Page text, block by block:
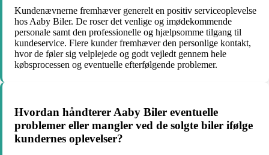
Kundenævnerne fremhæver generelt en positiv serviceoplevelse
hos Aaby Biler. De roser det venlige og imødekommende
personale samt den professionelle og hjælpsomme tilgang til
kundeservice. Flere kunder fremhæver den personlige kontakt,
hvor de føler sig velplejede og godt vejledt gennem hele
købsprocessen og eventuelle efterfølgende problemer.
Hvordan håndterer Aaby Biler eventuelle
problemer eller mangler ved de solgte biler ifølge
kundernes oplevelser?